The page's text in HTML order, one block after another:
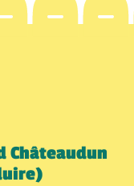
Châteaudun